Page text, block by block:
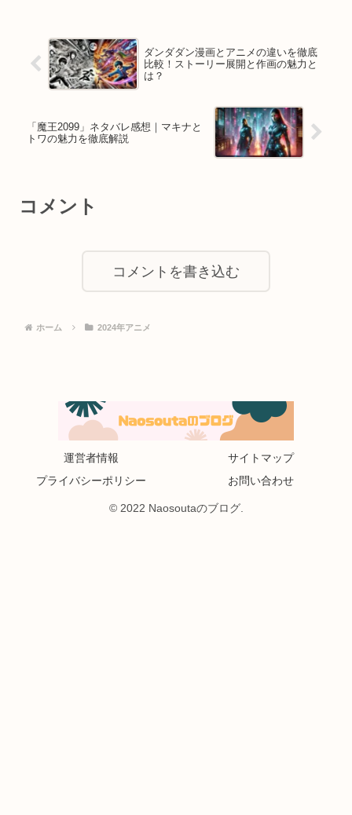
ダンダダン漫画とアニメの違いを徹底
比較！ストーリー展開と作画の魅力と
は？
「魔王2099」ネタバレ感想｜マキナと
トワの魅力を徹底解説
コメント
コメントを書き込む
ホーム 2024年アニメ
運営者情報
サイトマップ
プライバシーポリシー
お問い合わせ
© 2022 Naosoutaのブログ.